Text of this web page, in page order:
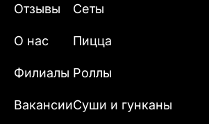
Отзывы
О нас
Филиалы
Вакансии
Сеты
Пицца
Роллы
Суши и гунканы